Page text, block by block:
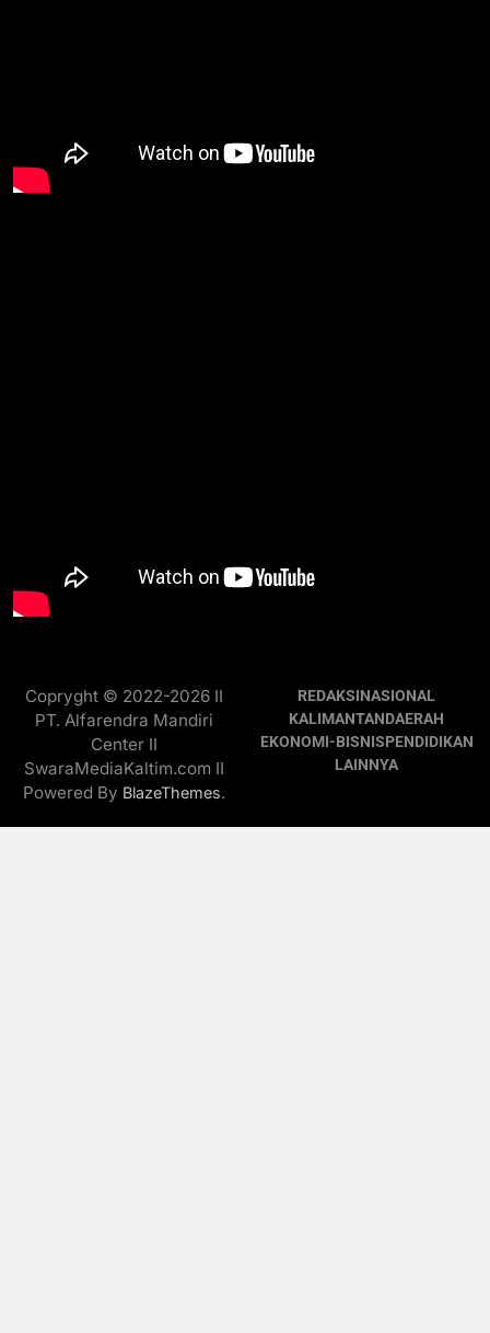
Copryght © 2022-2026 II
PT. Alfarendra Mandiri
Center II
SwaraMediaKaltim.com II
Powered By BlazeThemes.
REDAKSINASIONAL
KALIMANTANDAERAH
EKONOMI-BISNISPENDIDIKAN
LAINNYA